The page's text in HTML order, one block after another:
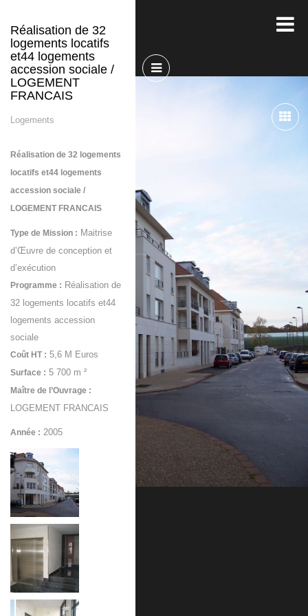
Réalisation de 32
logements locatifs
et44 logements
accession sociale /
LOGEMENT
FRANCAIS
Logements
Réalisation de 32 logements
locatifs et44 logements
accession sociale /
LOGEMENT FRANCAIS
Type de Mission : Maitrise
d’Œuvre de conception et
d’exécution
Programme : Réalisation de
32 logements locatifs et44
logements accession
sociale
Coût HT : 5,6 M Euros
Surface : 5 700 m ²
Maître de l’Ouvrage :
LOGEMENT FRANCAIS
Année : 2005